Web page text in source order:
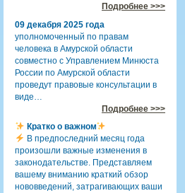
Подробнее >>>
09 декабря 2025 года
уполномоченный по правам
человека в Амурской области
совместно с Управлением Минюста
России по Амурской области
проведут правовые консультации в
виде…
Подробнее >>>
Кратко о важном
В предпоследний месяц года
произошли важные изменения в
законодательстве. Представляем
вашему вниманию краткий обзор
нововведений, затрагивающих ваши